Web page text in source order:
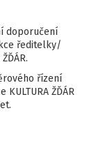
doporučení
ředitelky/
řízení
ŽĎÁR